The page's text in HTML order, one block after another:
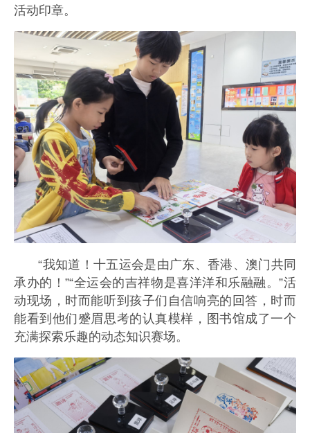
活动印章。
“我知道！十五运会是由广东、香港、澳门共同
承办的！”“全运会的吉祥物是喜洋洋和乐融融。”活
动现场，时而能听到孩子们自信响亮的回答，时而
能看到他们蹙眉思考的认真模样，图书馆成了一个
充满探索乐趣的动态知识赛场。